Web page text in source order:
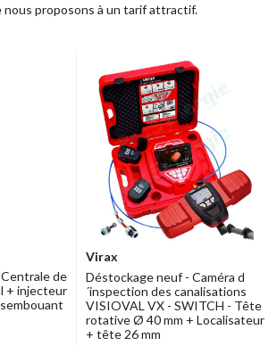
proposons à un tarif attractif.
de
+ injecteur
Virax
Déstockage neuf - Caméra d
´inspection des canalisations
VISIOVAL VX - SWITCH - Tête
rotative Ø 40 mm + Localisateur
+ tête 26 mm